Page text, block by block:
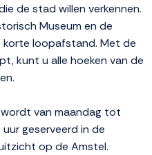
de stad willen verkennen.
Museum en de
korte loopafstand. Met de
kunt u alle hoeken van de
van maandag tot
geserveerd in de
op de Amstel.